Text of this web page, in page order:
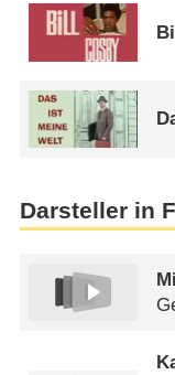
Darsteller in